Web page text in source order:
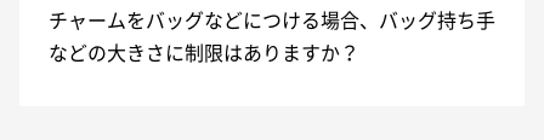
チャームをバッグなどにつける場合、バッグ持ち手
などの大きさに制限はありますか？